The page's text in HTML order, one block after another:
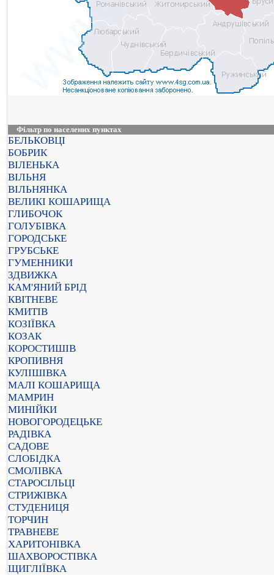
Фільтр по населених пунктах
БЕЛЬКОВЦІ
БОБРИК
ВІЛЕНЬКА
ВІЛЬНЯ
ВІЛЬНЯНКА
ВЕЛИКІ КОШАРИЩА
ГЛИБОЧОК
ГОЛУБІВКА
ГОРОДСЬКЕ
ГРУБСЬКЕ
ГУМЕННИКИ
ЗДВИЖКА
КАМ'ЯНИЙ БРІД
КВІТНЕВЕ
КМИТІВ
КОЗІЇВКА
КОЗАК
КОРОСТИШІВ
КРОПИВНЯ
КУЛІШІВКА
МАЛІ КОШАРИЩА
МАМРИН
МИНІЙКИ
НОВОГОРОДЕЦЬКЕ
РАДІВКА
САДОВЕ
СЛОБІДКА
СМОЛІВКА
СТАРОСІЛЬЦІ
СТРИЖІВКА
СТУДЕНИЦЯ
ТОРЧИН
ТРАВНЕВЕ
ХАРИТОНІВКА
ШАХВОРОСТІВКА
ЩИГЛІЇВКА